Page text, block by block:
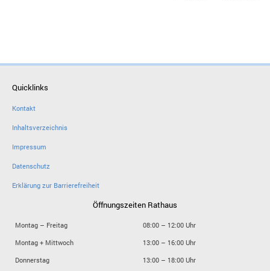
Quicklinks
Kontakt
Inhaltsverzeichnis
Impressum
Datenschutz
Erklärung zur Barrierefreiheit
Öffnungszeiten Rathaus
Montag – Freitag
08:00 – 12:00 Uhr
Montag + Mittwoch
13:00 – 16:00 Uhr
Donnerstag
13:00 – 18:00 Uhr